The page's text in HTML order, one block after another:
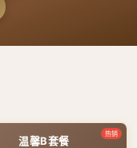
热销
温馨B套餐